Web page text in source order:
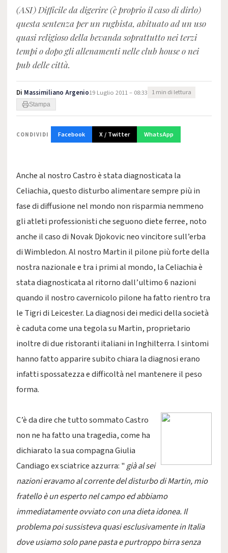
(ASI) Difficile da digerire (è proprio il caso di dirlo)
questa sentenza per un rugbista, abituato ad un uso
quasi religioso della bevanda soprattutto nei terzi
tempi o dopo gli allenamenti nelle club house o nei
pub delle città.
Di Massimiliano Argenio19 Luglio 2011 – 08:33 1 min di lettura
Stampa
CONDIVIDI Facebook X / Twitter WhatsApp
Anche al nostro Castro è stata diagnosticata la
Celiachia, questo disturbo alimentare sempre più in
fase di diffusione nel mondo non risparmia nemmeno
gli atleti professionisti che seguono diete ferree, noto
anche il caso di Novak Djokovic neo vincitore sull’erba
di Wimbledon. Al nostro Martin il pilone più forte della
nostra nazionale e tra i primi al mondo, la Celiachia è
stata diagnosticata al ritorno dall’ultimo 6 nazioni
quando il nostro cavernicolo pilone ha fatto rientro tra
le Tigri di Leicester. La diagnosi dei medici della società
è caduta come una tegola su Martin, proprietario
inoltre di due ristoranti italiani in Inghilterra. I sintomi
hanno fatto apparire subito chiara la diagnosi erano
infatti spossatezza e difficoltà nel mantenere il peso
forma.
C’è da dire che tutto sommato Castro
non ne ha fatto una tragedia, come ha
dichiarato la sua compagna Giulia
Candiago ex sciatrice azzurra: "già al sei
nazioni eravamo al corrente del disturbo di Martin, mio
fratello è un esperto nel campo ed abbiamo
immediatamente ovviato con una dieta idonea. Il
problema poi sussisteva quasi esclusivamente in Italia
dove usiamo solo pane pasta e purtroppo birra senza